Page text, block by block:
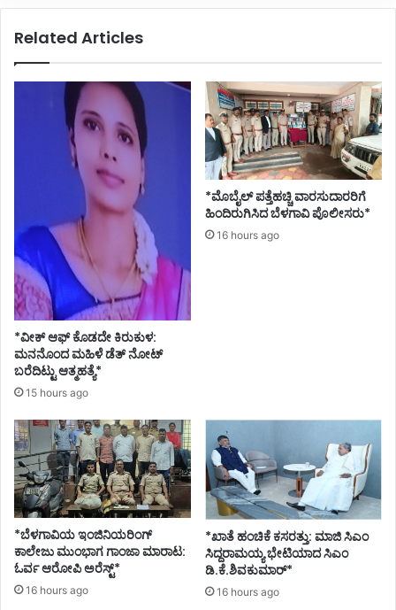
ಗೆ
Related Articles
*ವೀಕ್ ಆಫ್ ಕೊಡದೇ ಕಿರುಕುಳ:
ಮನನೊಂದ ಮಹಿಳೆ ಡೆತ್ ನೋಟ್
ಬರೆದಿಟ್ಟು ಆತ್ಮಹತ್ಯೆ*
15 hours ago
*ಮೊಬೈಲ್ ಪತ್ತೆಹಚ್ಚಿ ವಾರಸುದಾರರಿಗೆ
ಹಿಂದಿರುಗಿಸಿದ ಬೆಳಗಾವಿ ಪೊಲೀಸರು*
16 hours ago
*ಬೆಳಗಾವಿಯ ಇಂಜಿನಿಯರಿಂಗ್‌
ಕಾಲೇಜು ಮುಂಭಾಗ ಗಾಂಜಾ ಮಾರಾಟ:
ಓರ್ವ ಆರೋಪಿ ಅರೆಸ್ಟ್*
16 hours ago
*ಖಾತೆ ಹಂಚಿಕೆ ಕಸರತ್ತು: ಮಾಜಿ ಸಿಎಂ
ಸಿದ್ದರಾಮಯ್ಯ ಭೇಟಿಯಾದ ಸಿಎಂ
ಡಿ.ಕೆ.ಶಿವಕುಮಾರ್*
16 hours ago